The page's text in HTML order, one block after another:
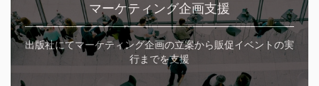
マーケティング企画支援
出版社にてマーケティング企画の立案から販促イベントの実
行までを支援